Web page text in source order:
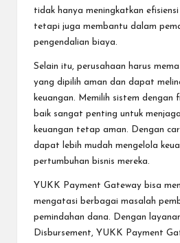
tidak hanya meningkatkan
tetapi juga membantu dalam
pengendalian biaya.
Selain itu, perusahaan harus
yang dipilih aman dan dapat
keuangan. Memilih sistem dengan
baik sangat penting untuk
keuangan tetap aman. Dengan
dapat lebih mudah mengelola
pertumbuhan bisnis mereka.
YUKK Payment Gateway bisa
mengatasi berbagai masalah
pemindahan dana. Dengan
Disbursement, YUKK Payment